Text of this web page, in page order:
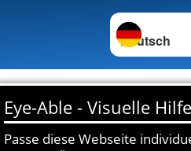
Sprache
Das DRK Karriere